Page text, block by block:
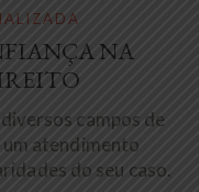
NA
campos de
atendimento
do seu caso.